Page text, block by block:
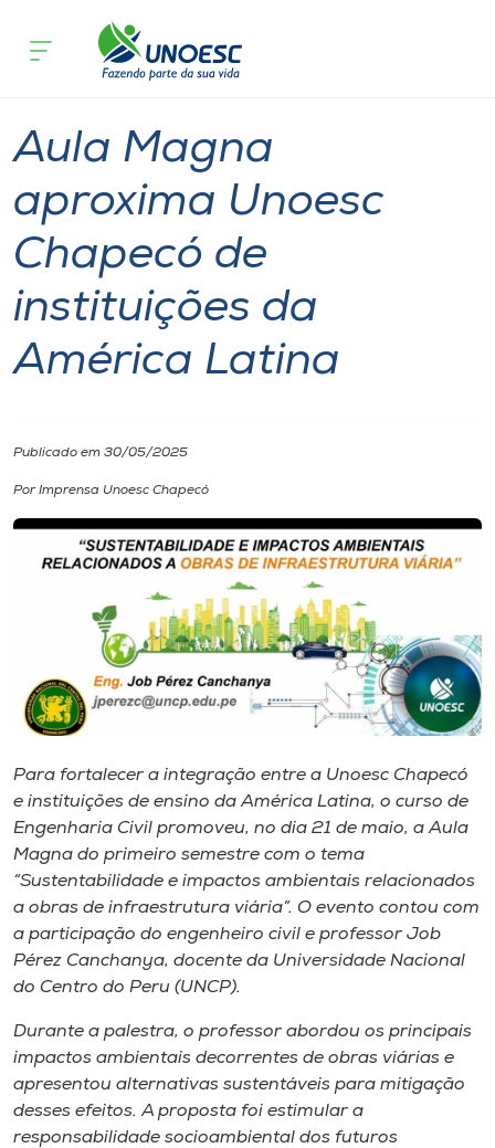
Cursos
Atendimento ao Estudante
Portal de Ensino
Internacionalização
Diplomados
Cultura
CPA
Biblioteca
Editora
Rádio
Unoesc
Store
Aula Magna
aproxima Unoesc
Chapecó de
instituições da
América Latina
Publicado em 30/05/2025
Por Imprensa Unoesc Chapecó
Para fortalecer a integração entre a Unoesc Chapecó
e instituições de ensino da América Latina, o curso de
Engenharia Civil promoveu, no dia 21 de maio, a Aula
Magna do primeiro semestre com o tema
“Sustentabilidade e impactos ambientais relacionados
a obras de infraestrutura viária”. O evento contou com
a participação do engenheiro civil e professor Job
Pérez Canchanya, docente da Universidade Nacional
do Centro do Peru (UNCP).
Durante a palestra, o professor abordou os principais
impactos ambientais decorrentes de obras viárias e
apresentou alternativas sustentáveis para mitigação
desses efeitos. A proposta foi estimular a
responsabilidade socioambiental dos futuros